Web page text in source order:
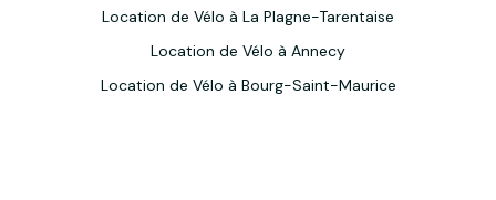
Location de Vélo à La Plagne-Tarentaise
Location de Vélo à Annecy
Location de Vélo à Bourg-Saint-Maurice